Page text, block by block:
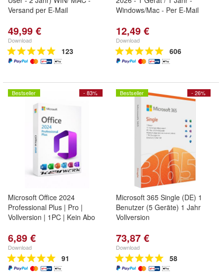
Versand per E-Mail
49,99 €
Download
123
Windows/Mac - Per E-Mail
12,49 €
Download
606
- 83%
Bestseller
Microsoft Office 2024
Professional Plus | Pro |
Vollversion | 1PC | Kein Abo
6,89 €
Download
91
- 26%
Bestseller
Microsoft 365 Single (DE) 1
Benutzer (5 Geräte) 1 Jahr
Vollversion
73,87 €
Download
58